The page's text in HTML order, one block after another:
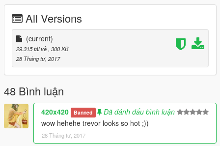
All Versions
(current)
29.315 tải về , 300 KB
28 Tháng tư, 2017
48 Bình luận
420x420 Banned
Đã đánh dấu bình luận
wow hehehe trevor looks so hot ;))
28 Tháng tư, 2017